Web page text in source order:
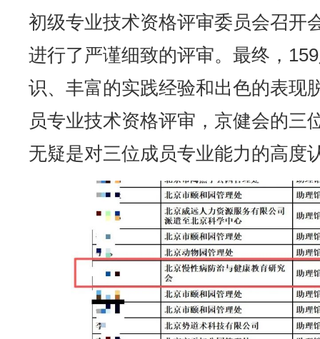
初级专业技术资格评审委员会召开
进行了严谨细致的评审。最终，
识、丰富的实践经验和出色的表现
员专业技术资格评审，京健会的三
无疑是对三位成员专业能力的高度